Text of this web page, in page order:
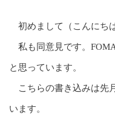
初めまして（こんにち
私も同意見です。
と思っています。
こちらの書き込みは先
います。